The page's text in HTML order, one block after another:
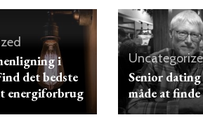
i
det bedste
energiforbrug
Senior
måde at